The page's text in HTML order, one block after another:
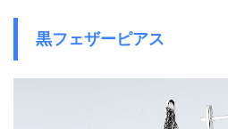
黒フェザーピアス